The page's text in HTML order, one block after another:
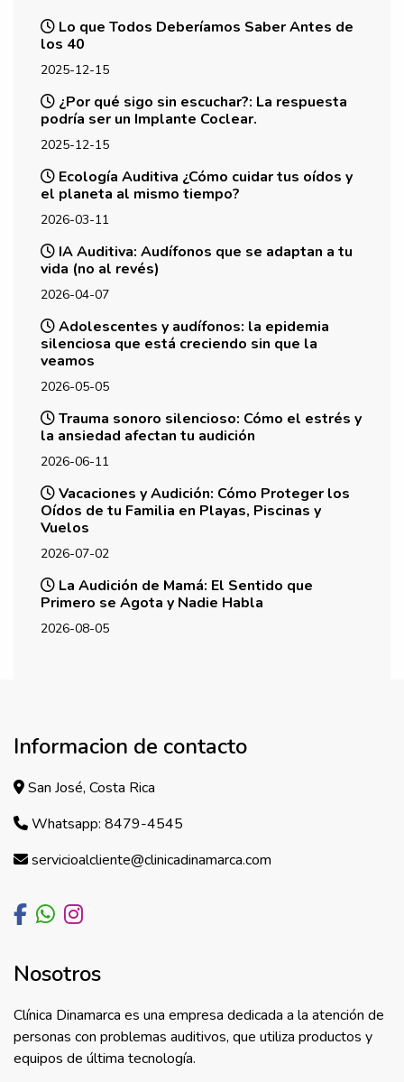
Lo que Todos Deberíamos Saber Antes de
los 40
2025-12-15
¿Por qué sigo sin escuchar?: La respuesta
podría ser un Implante Coclear.
2025-12-15
Ecología Auditiva ¿Cómo cuidar tus oídos y
el planeta al mismo tiempo?
2026-03-11
IA Auditiva: Audífonos que se adaptan a tu
vida (no al revés)
2026-04-07
Adolescentes y audífonos: la epidemia
silenciosa que está creciendo sin que la
veamos
2026-05-05
Trauma sonoro silencioso: Cómo el estrés y
la ansiedad afectan tu audición
2026-06-11
Vacaciones y Audición: Cómo Proteger los
Oídos de tu Familia en Playas, Piscinas y
Vuelos
2026-07-02
La Audición de Mamá: El Sentido que
Primero se Agota y Nadie Habla
2026-08-05
Informacion de contacto
San José, Costa Rica
Whatsapp: 8479-4545
servicioalcliente@clinicadinamarca.com
Nosotros
Clínica Dinamarca es una empresa dedicada a la atención de
personas con problemas auditivos, que utiliza productos y
equipos de última tecnología.